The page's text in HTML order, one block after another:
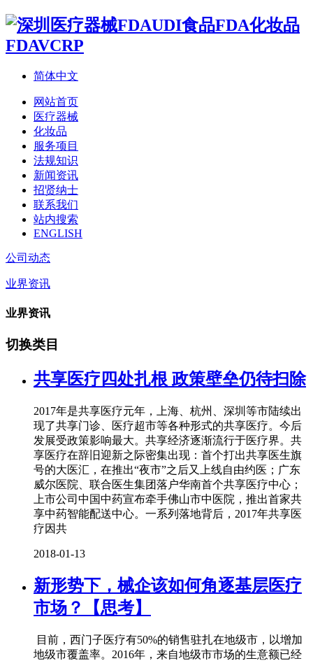
简体中文
网站首页
医疗器械
化妆品
服务项目
法规知识
新闻资讯
招贤纳士
联系我们
站内搜索
ENGLISH
公司动态
业界资讯
业界资讯
切换类目
共享医疗四处扎根 政策壁垒仍待扫除
2017年是共享医疗元年，上海、杭州、深圳等市陆续出
现了共享门诊、医疗超市等各种形式的共享医疗。今后
发展受政策影响最大。共享经济逐渐流行于医疗界。共
享医疗在辞旧迎新之际密集出现：首个打出共享医生旗
号的大医汇，在推出“夜市”之后又上线自由约医；广东
威尔医院、联合医生集团落户华南首个共享医疗中心；
上市公司中国中药宣布牵手佛山市中医院，推出首家共
享中药智能配送中心。一系列落地背后，2017年共享医
疗因共
2018-01-13
新形势下，械企该如何角逐基层医疗
市场？【思考】
目前，西门子医疗有50%的销售驻扎在地级市，以增加
地级市覆盖率。2016年，来自地级市市场的生意额已经